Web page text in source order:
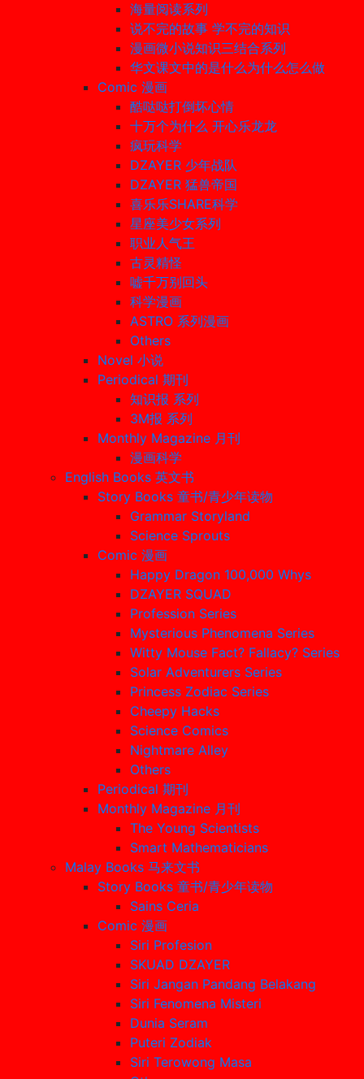
海量阅读系列
说不完的故事 学不完的知识
漫画微小说知识三结合系列
华文课文中的是什么为什么怎么做
Comic 漫画
酷哒哒打倒坏心情
十万个为什么 开心乐龙龙
疯玩科学
DZAYER 少年战队
DZAYER 猛兽帝国
喜乐乐SHARE科学
星座美少女系列
职业人气王
古灵精怪
嘘千万别回头
科学漫画
ASTRO 系列漫画
Others
Novel 小说
Periodical 期刊
知识报 系列
3M报 系列
Monthly Magazine 月刊
漫画科学
English Books 英文书
Story Books 童书/青少年读物
Grammar Storyland
Science Sprouts
Comic 漫画
Happy Dragon 100,000 Whys
DZAYER SQUAD
Profession Series
Mysterious Phenomena Series
Witty Mouse Fact? Fallacy? Series
Solar Adventurers Series
Princess Zodiac Series
Cheepy Hacks
Science Comics
Nightmare Alley
Others
Periodical 期刊
Monthly Magazine 月刊
The Young Scientists
Smart Mathematicians
Malay Books 马来文书
Story Books 童书/青少年读物
Sains Ceria
Comic 漫画
Siri Profesion
SKUAD DZAYER
Siri Jangan Pandang Belakang
Siri Fenomena Misteri
Dunia Seram
Puteri Zodiak
Siri Terowong Masa